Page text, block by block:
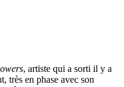
, artiste qui a sorti il y a
très en phase avec son